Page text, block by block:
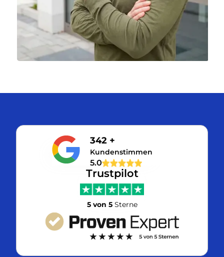
342 +
Kundenstimmen
5.0
Trustpilot
5 von 5 Sterne